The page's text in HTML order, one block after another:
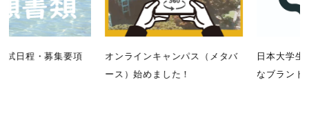
オンラインキャンパス（メタバ
日本大学生物資源科学部の新た
なブランドイメージを策定